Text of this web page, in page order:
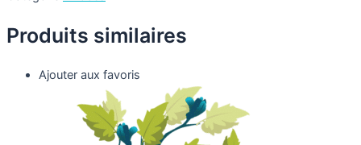
Produits similaires
Ajouter aux favoris